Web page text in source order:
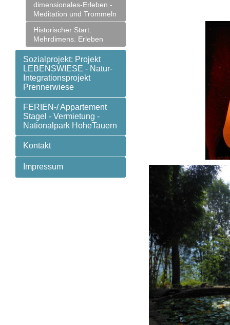
dimensionales-Erleben -
Meditation und Trommeln
Historischer Start:
Mehrdimens. Erleben
Sozialprojekt: Projekt
LEBENSWIESE - Natur-
Integrationsprojekt
Prennerwiese
FERIEN-/ Appartement
Stagel - Vermietung -
Nationalpark HoheTauern
Kontakt
Impressum